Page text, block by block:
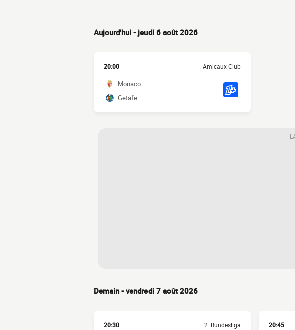
Aujourd'hui - jeudi 6 août 2026
20:00 Amicaux Club
Monaco
Getafe
Demain - vendredi 7 août 2026
20:30 2. Bundesliga 20:45